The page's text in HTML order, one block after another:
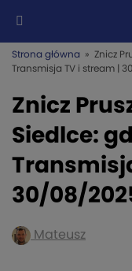
Strona główna » Znicz
Transmisja TV i stream |
Znicz
Siedlce:
30/08/
Mateusz